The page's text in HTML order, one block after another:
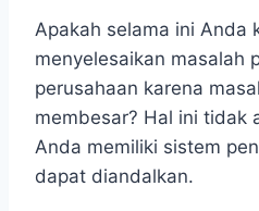
Apakah selama ini Anda
menyelesaikan masalah
perusahaan karena
membesar? Hal ini tidak
Anda memiliki sistem
dapat diandalkan.